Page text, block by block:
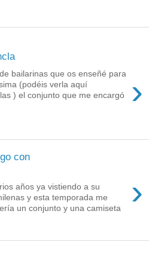
›
bailarinas que os enseñé para
(podéis verla aquí
) el conjunto que me encargó
con
›
años ya vistiendo a su
y esta temporada me
un conjunto y una camiseta